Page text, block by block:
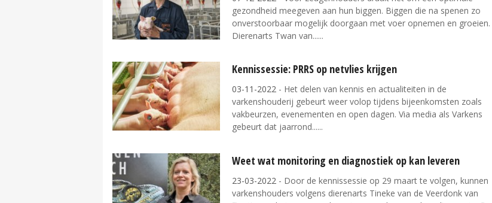
gezondheid meegeven aan hun biggen. Biggen die na spenen zo
onverstoorbaar mogelijk doorgaan met voer opnemen en groeien.
Dierenarts Twan van...
Kennissessie: PRRS op netvlies krijgen
03-11-2022 - Het delen van kennis en actualiteiten in de
varkenshouderij gebeurt weer volop tijdens bijeenkomsten zoals
vakbeurzen, evenementen en open dagen. Via media als Varkens
gebeurt dat jaarrond...
Weet wat monitoring en diagnostiek op kan leveren
23-03-2022 - Door de kennissessie op 29 maart te volgen, kunnen
varkenshouders volgens dierenarts Tineke van de Veerdonk van